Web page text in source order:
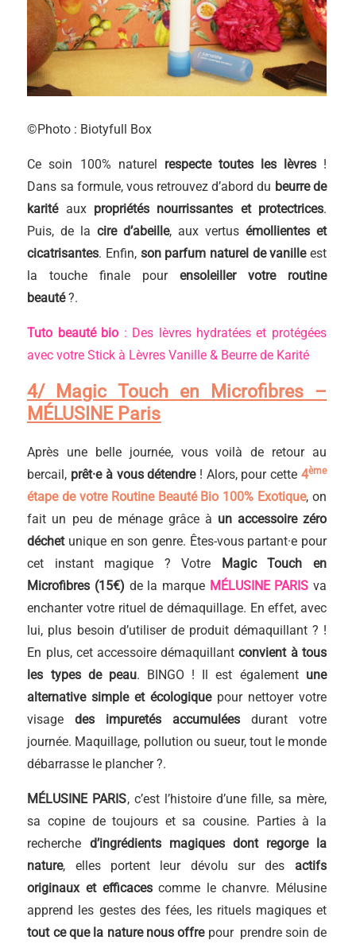
©Photo : Biotyfull Box
Ce soin 100% naturel respecte toutes les lèvres!
Dans sa formule, vous retrouvez d’abord du beurre de
karitéaux propriétés nourrissantes et protectrices.
Puis, de lacire d’abeille, aux vertus émollientes et
cicatrisantes. Enfin, son parfum naturel de vanilleest
la touche finale pour ensoleiller votre routine
beauté?.
Tuto beauté bio : Des lèvres hydratées et protégées
avec votre Stick à Lèvres Vanille & Beurre de Karité
4/ Magic Touch en Microfibres –
MÉLUSINE Paris
Après une belle journée, vous voilà de retour au
bercail, prêt·e à vous détendre! Alors, pour cette 4ème
étape de votre Routine Beauté Bio 100% Exotique, on
fait un peu de ménage grâce à un accessoire zéro
déchetunique en son genre. Êtes-vous partant·e pour
cet instant magique ? Votre
Magic Touch en
Microfibres (15€) de la marque MÉLUSINE PARIS va
enchanter votre rituel de démaquillage. En effet, avec
lui, plus besoin d’utiliser de produit démaquillant ? !
En plus, cet accessoire démaquillantconvient à tous
les types de peau. BINGO ! Il est également une
alternative simple et écologiquepour nettoyer votre
visagedes impuretés accumulées durant votre
journée. Maquillage, pollution ou sueur, tout le monde
débarrasse le plancher ?.
MÉLUSINE PARIS, c’est l’histoire d’une fille, sa mère,
sa copine de toujours et sa cousine. Parties à la
recherche d’ingrédients magiques dont regorge la
nature, elles portent leur dévolu sur des actifs
originaux et efficacescomme le chanvre. Mélusine
apprend les gestes des fées, les rituels magiques et
tout ce que la nature nous offrepour prendre soin de